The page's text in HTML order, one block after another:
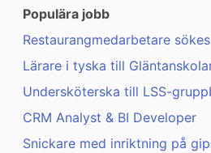
Populära jobb
Restaurangmedarbetare
Lärare i tyska till
Undersköterska till LSS-
CRM Analyst & BI Developer
Snickare med inriktning på